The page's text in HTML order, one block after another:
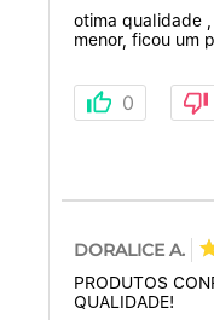
otima qualidade
menor, ficou um
0
DORALICE A.
PRODUTOS
QUALIDADE!